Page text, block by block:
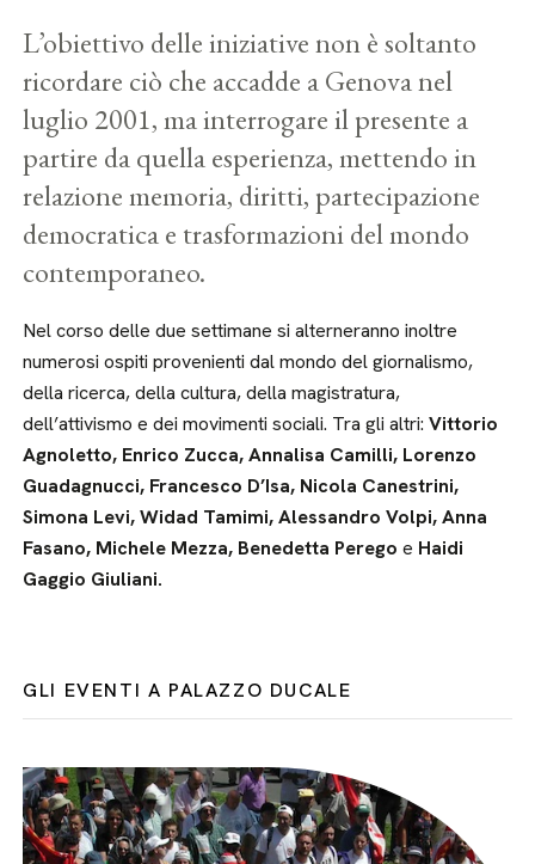
L’obiettivo delle iniziative non è soltanto
ricordare ciò che accadde a Genova nel
luglio 2001, ma interrogare il presente a
partire da quella esperienza, mettendo in
relazione memoria, diritti, partecipazione
democratica e trasformazioni del mondo
contemporaneo.
Nel corso delle due settimane si alterneranno inoltre
numerosi ospiti provenienti dal mondo del giornalismo,
della ricerca, della cultura, della magistratura,
dell’attivismo e dei movimenti sociali. Tra gli altri:Vittorio
Agnoletto, Enrico Zucca, Annalisa Camilli, Lorenzo
Guadagnucci, Francesco D’Isa, Nicola Canestrini,
Simona Levi, Widad Tamimi, Alessandro Volpi, Anna
Fasano, Michele Mezza, Benedetta Peregoe Haidi
Gaggio Giuliani.
GLI EVENTI A PALAZZO DUCALE